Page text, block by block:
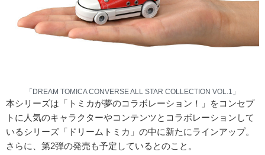
「DREAM TOMICA CONVERSE ALL STAR COLLECTION VOL.1」
本シリーズは「トミカが夢のコラボレーション！」をコンセプ
トに人気のキャラクターやコンテンツとコラボレーションして
いるシリーズ「ドリームトミカ」の中に新たにラインアップ。
さらに、第2弾の発売も予定しているとのこと。